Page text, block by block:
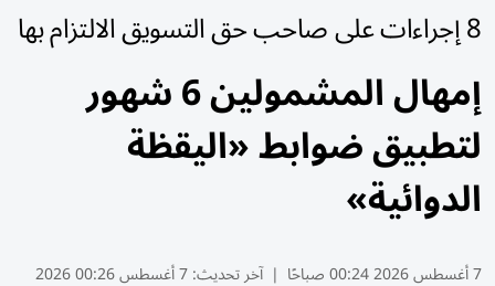
8 إجراءات على صاحب حق التسويق الالتزام بها
إمهال المشمولين 6 شهور
لتطبيق ضوابط «اليقظة
الدوائية»
7 أغسطس 2026 00:24 صباحًا | آخر تحديث:7 أغسطس 00:26 2026